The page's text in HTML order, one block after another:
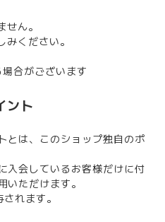
ん。
ください。
合がございます
ント
とは、このショップ独自のポ
入会しているお客様だけに付
いただけます。
れます。